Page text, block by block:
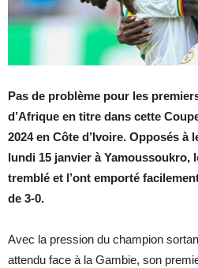
Pas de problème pour les
d’Afrique en titre dans cette
2024 en Côte d’Ivoire. Opposés à
lundi 15 janvier à Yamoussoukro,
tremblé et l’ont emporté
de 3-0.
Avec la pression du champion
attendu face à la Gambie, son